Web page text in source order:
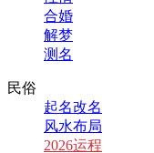
合婚
解梦
测名
民俗
起名改名
风水布局
2026运程